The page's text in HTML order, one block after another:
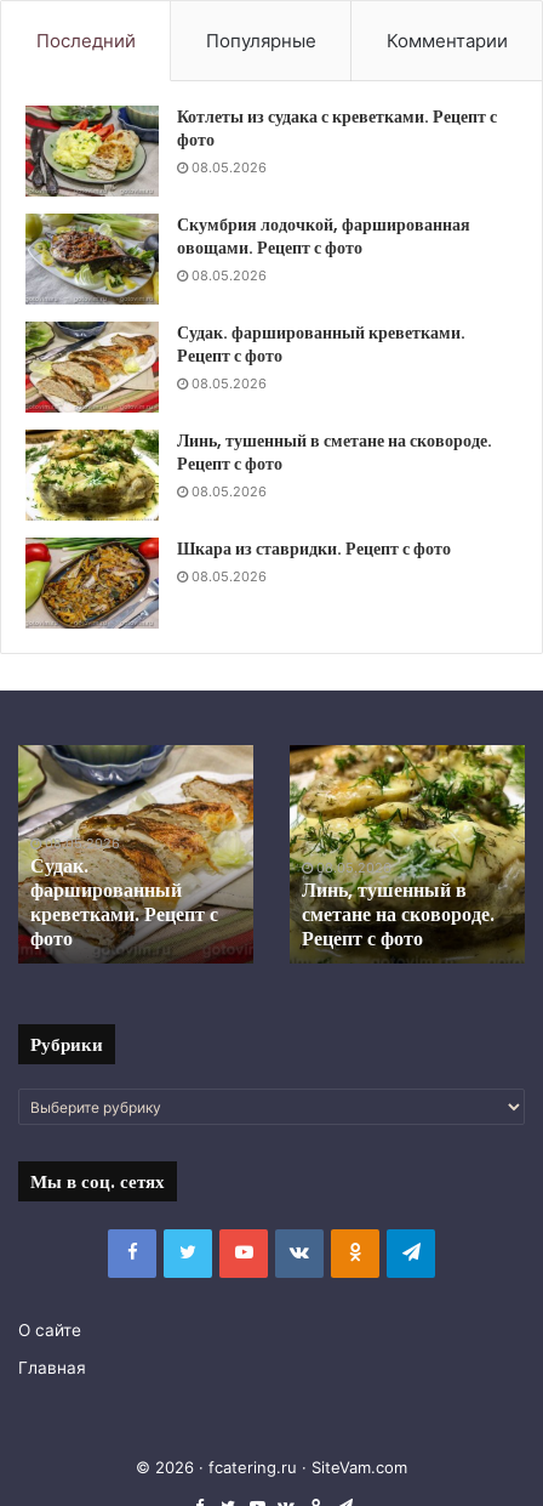
Последний Популярные Комментарии
Котлеты из судака с креветками. Рецепт с
фото
08.05.2026
Скумбрия лодочкой, фаршированная
овощами. Рецепт с фото
08.05.2026
Судак. фаршированный креветками.
Рецепт с фото
08.05.2026
Линь, тушенный в сметане на сковороде.
Рецепт с фото
08.05.2026
Шкара из ставридки. Рецепт с фото
08.05.2026
Шкара
из
ставридки.
Рецепт
с
фото08.05.2026
Шкара из ставридки.
Рецепт с фото
Скумбрия
в
средиземноморском
маринаде,
запеченная
в
духовке.
Рецепт
с
08.05.2026
Скумбрия в
средиземноморском
маринаде, запеченная в
духовке. Рецепт с фото
Рубрики
Рубрики
Мы в соц. сетях
FacebookTwitterYouTubevk.comОдноклассники
Telegram
О сайте
Главная
© 2026 · fcatering.ru · SiteVam.com